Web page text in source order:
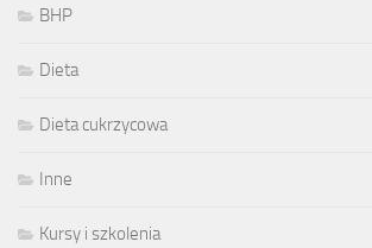
BHP
Dieta
Dieta cukrzycowa
Inne
Kursy i szkolenia